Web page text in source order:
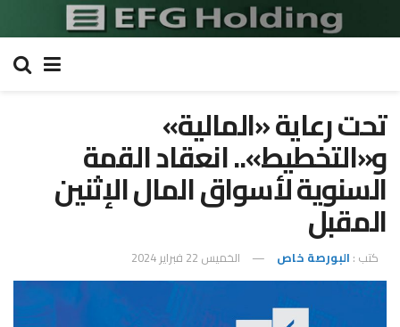
تحت رعاية «المالية»
و«التخطيط».. انعقاد القمة
السنوية لأسواق المال الإثنين
المقبل
كتب : البورصة خاص الخميس 22 فبراير 2024